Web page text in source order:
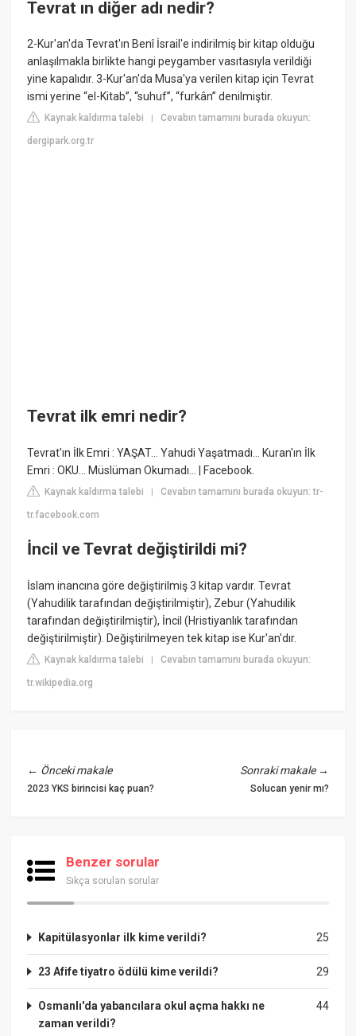
Tevrat ın diğer adı nedir?
2-Kur'an'da Tevrat'ın Benî İsrail'e indirilmiş bir kitap olduğu
anlaşılmakla birlikte hangi peygamber vasıtasıyla verildiği
yine kapalıdır. 3-Kur'an'da Musa'ya verilen kitap için Tevrat
ismi yerine “el-Kitab”, “suhuf”, “furkân” denilmiştir.
Kaynak kaldırma talebi |Cevabın tamamını burada okuyun:
dergipark.org.tr
Tevrat ilk emri nedir?
Tevrat'ın İlk Emri : YAŞAT... Yahudi Yaşatmadı... Kuran'ın İlk
Emri : OKU... Müslüman Okumadı... | Facebook.
Kaynak kaldırma talebi |Cevabın tamamını burada okuyun: tr-
tr.facebook.com
İncil ve Tevrat değiştirildi mi?
İslam inancına göre değiştirilmiş 3 kitap vardır. Tevrat
(Yahudilik tarafından değiştirilmiştir), Zebur (Yahudilik
tarafından değiştirilmiştir), İncil (Hristiyanlık tarafından
değiştirilmiştir). Değiştirilmeyen tek kitap ise Kur'an'dır.
Kaynak kaldırma talebi |Cevabın tamamını burada okuyun:
tr.wikipedia.org
← Önceki makale
2023 YKS birincisi kaç puan?
Sonraki makale→
Solucan yenir mı?
Benzer sorular
Sıkça sorulan sorular
25
Kapitülasyonlar ilk kime verildi?
29
23 Afife tiyatro ödülü kime verildi?
44
Osmanlı'da yabancılara okul açma hakkı ne
zaman verildi?